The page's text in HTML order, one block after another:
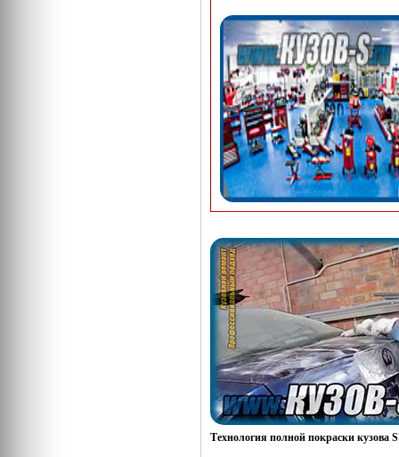
Технология полной покраски кузова